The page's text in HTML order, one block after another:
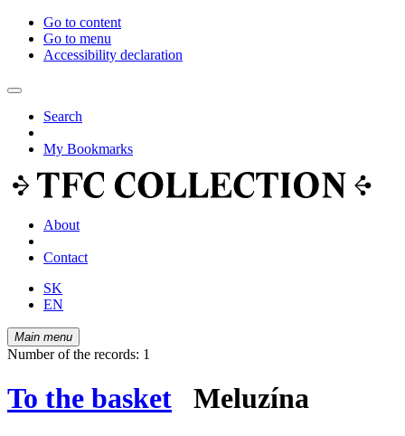
Go to content
Go to menu
Accessibility declaration
Search
My Bookmarks
About
Contact
SK
EN
Main menu
Number of the records: 1
To the basket Meluzína